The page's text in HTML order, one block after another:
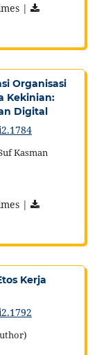
|
Organisasi
Kekinian:
Digital
Kasman
|
Kerja